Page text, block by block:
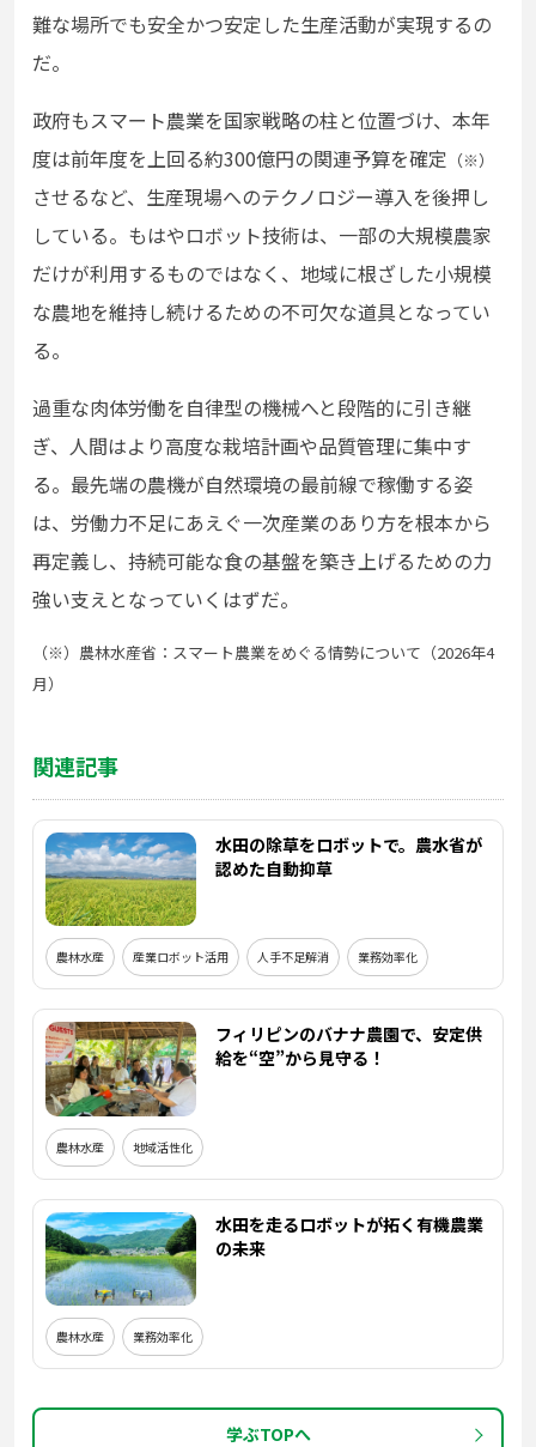
難な場所でも安全かつ安定した生産活動が実現するの
だ。
政府もスマート農業を国家戦略の柱と位置づけ、本年
度は前年度を上回る約300億円の関連予算を確定 （※）
させるなど、生産現場へのテクノロジー導入を後押し
している。もはやロボット技術は、一部の大規模農家
だけが利用するものではなく、地域に根ざした小規模
な農地を維持し続けるための不可欠な道具となってい
る。
過重な肉体労働を自律型の機械へと段階的に引き継
ぎ、人間はより高度な栽培計画や品質管理に集中す
る。最先端の農機が自然環境の最前線で稼働する姿
は、労働力不足にあえぐ一次産業のあり方を根本から
再定義し、持続可能な食の基盤を築き上げるための力
強い支えとなっていくはずだ。
（※）農林水産省：スマート農業をめぐる情勢について（2026年4
月）
関連記事
水田の除草をロボットで。農水省が
認めた自動抑草
農林水産 産業ロボット活用 人手不足解消 業務効率化
フィリピンのバナナ農園で、安定供
給を“空”から見守る！
農林水産 地域活性化
水田を走るロボットが拓く有機農業
の未来
農林水産 業務効率化
学ぶTOPへ